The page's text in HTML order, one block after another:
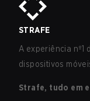
STRAFE
A experiência nº1
dispositivos
Strafe, tudo em